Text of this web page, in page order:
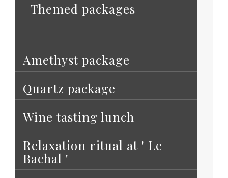
Themed packages
Amethyst package
Quartz package
Wine tasting lunch
Relaxation ritual at ' Le
Bachal '